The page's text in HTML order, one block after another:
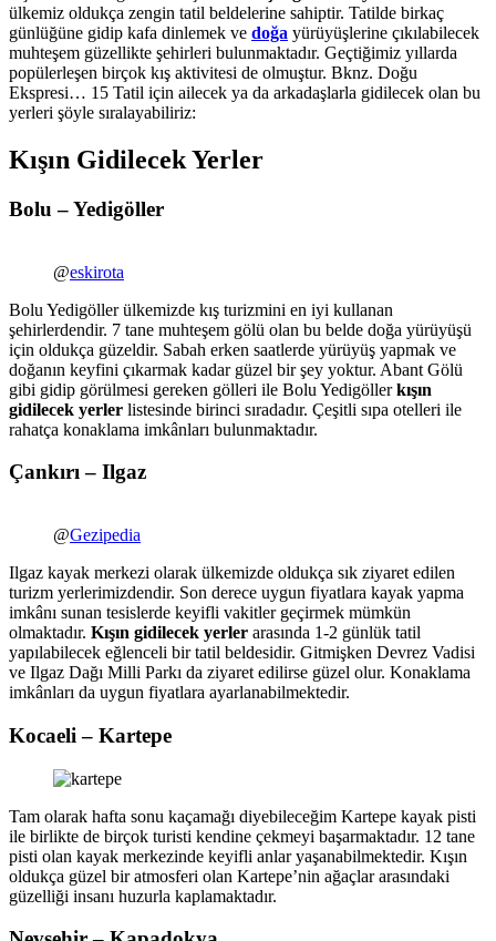
ülkemiz oldukça zengin tatil beldelerine sahiptir. Tatilde birkaç
günlüğüne gidip kafa dinlemek ve doğa yürüyüşlerine çıkılabilecek
muhteşem güzellikte şehirleri bulunmaktadır. Geçtiğimiz yıllarda
popülerleşen birçok kış aktivitesi de olmuştur. Bknz. Doğu
Ekspresi… 15 Tatil için ailecek ya da arkadaşlarla gidilecek olan bu
yerleri şöyle sıralayabiliriz:
Kışın Gidilecek Yerler
Bolu – Yedigöller
@eskirota
Bolu Yedigöller ülkemizde kış turizmini en iyi kullanan
şehirlerdendir. 7 tane muhteşem gölü olan bu belde doğa yürüyüşü
için oldukça güzeldir. Sabah erken saatlerde yürüyüş yapmak ve
doğanın keyfini çıkarmak kadar güzel bir şey yoktur. Abant Gölü
gibi gidip görülmesi gereken gölleri ile Bolu Yedigöllerkışın
gidilecek yerler listesinde birinci sıradadır. Çeşitli sıpa otelleri ile
rahatça konaklama imkânları bulunmaktadır.
Çankırı – Ilgaz
@Gezipedia
Ilgaz kayak merkezi olarak ülkemizde oldukça sık ziyaret edilen
turizm yerlerimizdendir. Son derece uygun fiyatlara kayak yapma
imkânı sunan tesislerde keyifli vakitler geçirmek mümkün
olmaktadır. Kışın gidilecek yerler arasında 1-2 günlük tatil
yapılabilecek eğlenceli bir tatil beldesidir. Gitmişken Devrez Vadisi
ve Ilgaz Dağı Milli Parkı da ziyaret edilirse güzel olur. Konaklama
imkânları da uygun fiyatlara ayarlanabilmektedir.
Kocaeli – Kartepe
Tam olarak hafta sonu kaçamağı diyebileceğim Kartepe kayak pisti
ile birlikte de birçok turisti kendine çekmeyi başarmaktadır. 12 tane
pisti olan kayak merkezinde keyifli anlar yaşanabilmektedir. Kışın
oldukça güzel bir atmosferi olan Kartepe’nin ağaçlar arasındaki
güzelliği insanı huzurla kaplamaktadır.